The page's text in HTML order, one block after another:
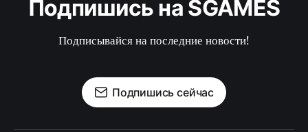
Подпишись на SGAMES
Подписывайся на последние новости!
Подпишись сейчас